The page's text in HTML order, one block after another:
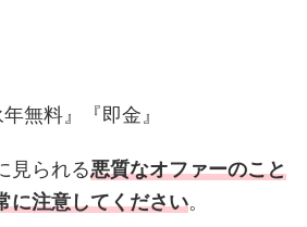
無料』『即金』
見られる悪質なオファーのこと
に注意してください。